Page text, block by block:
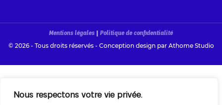
Nous respectons votre vie privée.
Mentions légales | Politique de confidentialité
© 2026 - Tous droits réservés - Conception design par Athome Studio